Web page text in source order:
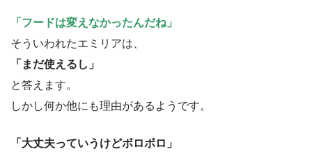
「フードは変えなかったんだね」
そういわれたエミリアは、
「まだ使えるし」
と答えます。
しかし何か他にも理由があるようです。
「大丈夫っていうけどボロボロ」